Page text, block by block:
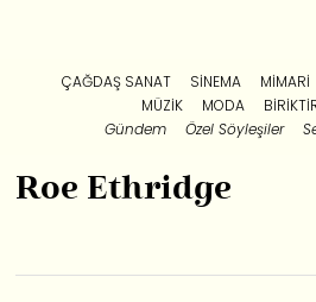
ÇAĞDAŞ SANAT SINEMA MIMARI
MÜZIK
MODA
Gündem
Özel Söyleşiler
Roe Ethridge